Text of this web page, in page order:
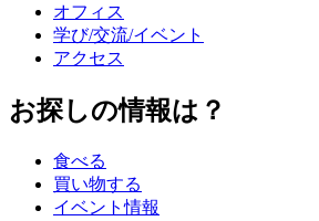
オフィス
学び/交流/イベント
アクセス
お探しの情報は？
食べる
買い物する
イベント情報